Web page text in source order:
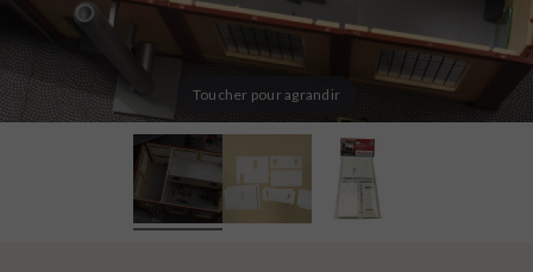
Toucher pour agrandir